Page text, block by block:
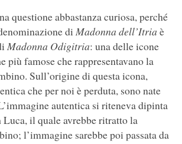
questione abbastanza curiosa, perché
di Madonna dell’Itria è
Madonna Odigitria: una delle icone
più famose che rappresentavano la
Sull’origine di questa icona,
che per noi è perduta, sono nate
autentica si riteneva dipinta
Luca, il quale avrebbe ritratto la
l’immagine sarebbe poi passata da